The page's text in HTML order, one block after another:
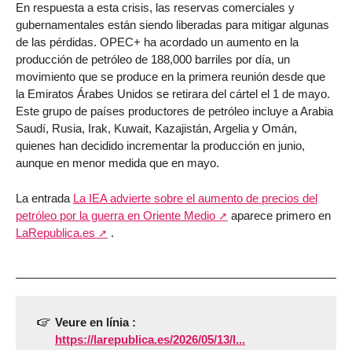
En respuesta a esta crisis, las reservas comerciales y
gubernamentales están siendo liberadas para mitigar algunas
de las pérdidas. OPEC+ ha acordado un aumento en la
producción de petróleo de 188,000 barriles por día, un
movimiento que se produce en la primera reunión desde que
la Emiratos Árabes Unidos se retirara del cártel el 1 de mayo.
Este grupo de países productores de petróleo incluye a Arabia
Saudí, Rusia, Irak, Kuwait, Kazajistán, Argelia y Omán,
quienes han decidido incrementar la producción en junio,
aunque en menor medida que en mayo.
La entrada La IEA advierte sobre el aumento de precios del
petróleo por la guerra en Oriente Medio
aparece primero en
LaRepublica.es
.
Veure en línia :
https://larepublica.es/2026/05/13/l...